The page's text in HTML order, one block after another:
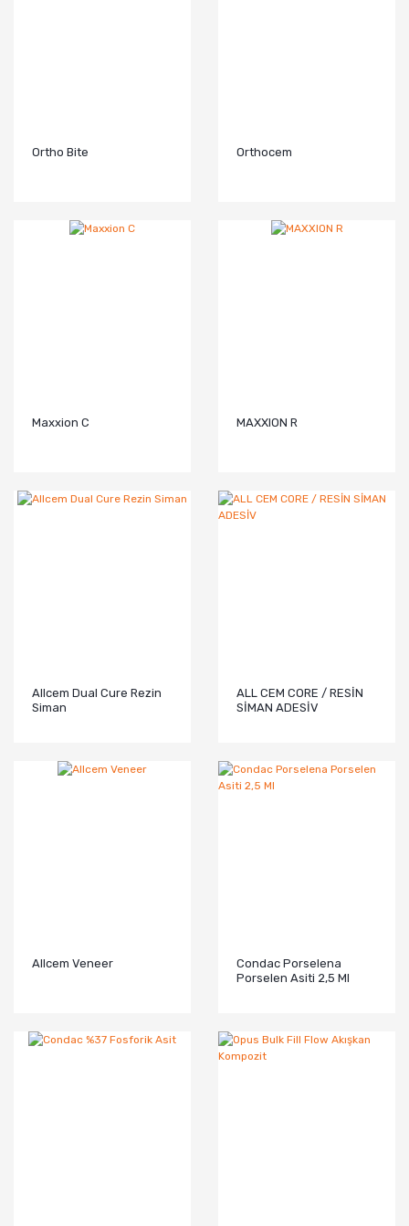
Ortho Bite Orthocem
Maxxion C MAXXION R
Allcem Dual Cure Rezin
Siman
ALL CEM CORE / RESİN
SİMAN ADESİV
Allcem Veneer
Condac Porselena
Porselen Asiti 2,5 Ml